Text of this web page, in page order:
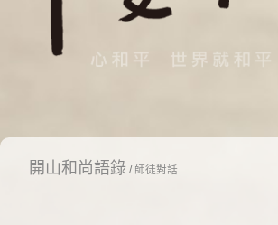
開山和尚語錄/ 師徒對話